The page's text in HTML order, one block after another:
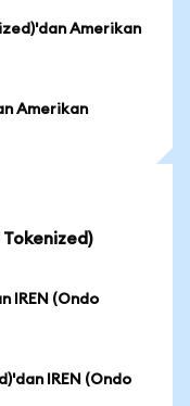
Amerikan
Amerikan
IREN (Ondo
IREN (Ondo